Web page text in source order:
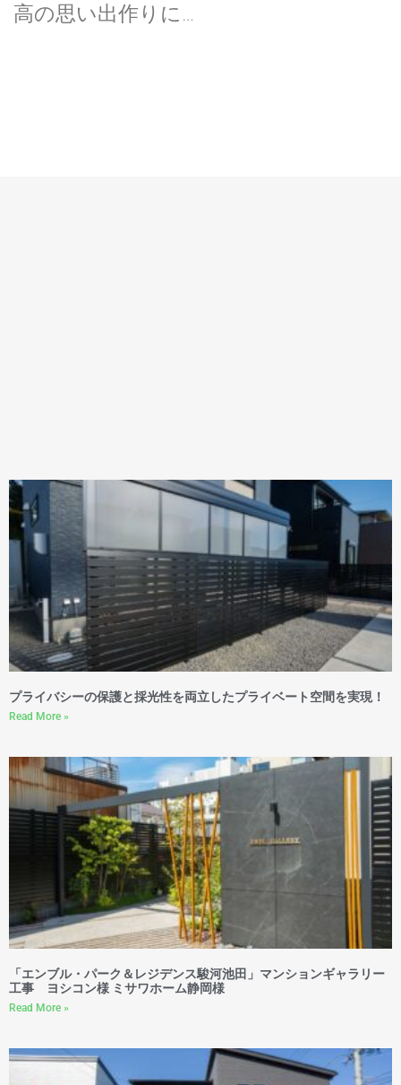
高の思い出作りに…
プライバシーの保護と採光性を両立したプライベート空間を実現！
Read More »
「エンブル・パーク＆レジデンス駿河池田」マンションギャラリー
工事 ヨシコン様 ミサワホーム静岡様
Read More »